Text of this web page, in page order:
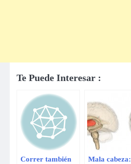
Te Puede Interesar :
Correr también
Mala cabeza: